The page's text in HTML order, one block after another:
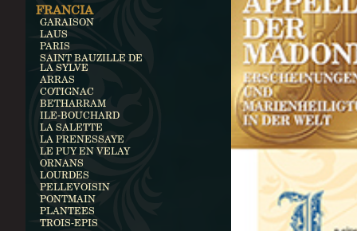
FRANCIA
GARAISON
LAUS
PARIS
SAINT BAUZILLE DE
LA SYLVE
ARRAS
COTIGNAC
BETHARRAM
ILE-BOUCHARD
LA SALETTE
LA PRENESSAYE
LE PUY EN VELAY
ORNANS
LOURDES
PELLEVOISIN
PONTMAIN
PLANTEES
TROIS-EPIS